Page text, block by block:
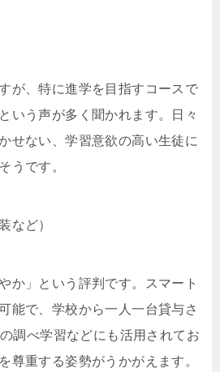
が、特に進学を目指すコースで
いう声が多く聞かれます。日々
せない、学習意欲の高い生徒に
うです。
など）
か」という評判です。スマート
能で、学校から一人一台貸与さ
調べ学習などにも活用されてお
尊重する姿勢がうかがえます。